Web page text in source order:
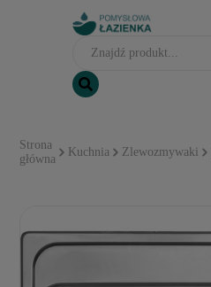
Strona
główna
Kuchnia Zlewozmywaki